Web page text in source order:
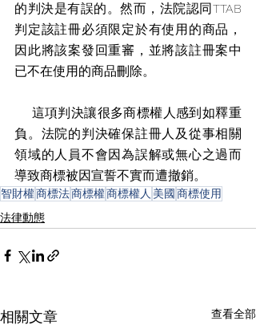
的判決是有誤的。然而，法院認同TTAB
判定該註冊必須限定於有使用的商品，
因此將該案發回重審，並將該註冊案中
已不在使用的商品刪除。
負。法院的判決確保註冊人及從事相關
領域的人員不會因為誤解或無心之過而
導致商標被因宣誓不實而遭撤銷。
智財權商標法商標權商標權人 美國 商標使用
法律動態
相關文章 查看全部